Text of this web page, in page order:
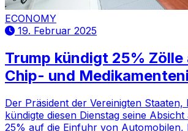
ECONOMY
19. Februar 2025
Trump kündigt 25%
Chip- und
Der Präsident der Vereinigten Staaten,
kündigte diesen Dienstag seine
25% auf die Einfuhr von Automobilen,